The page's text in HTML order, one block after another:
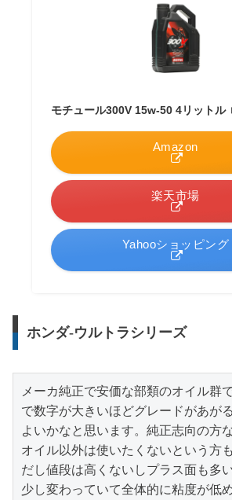
モチュール300V 15w-50 4リットル
Amazon
楽天市場
Yahooショッピング
ホンダ-ウルトラシリーズ
メーカ純正で安価な部類のオイル群
で数字が大きいほどグレードがあが
よいかなと思います。純正志向の方
オイル以外は使いたくないという方
だし値段は高くないしプラス面も多
少し変わっていて全体的に粘度が低